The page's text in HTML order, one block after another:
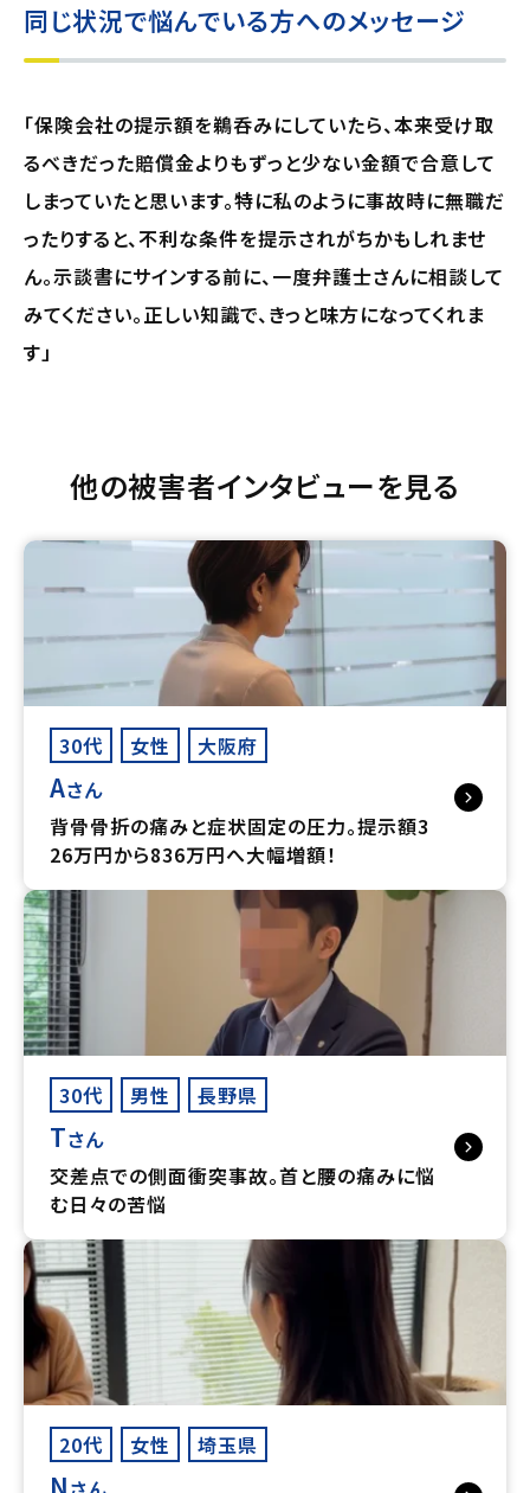
同じ状況で悩んでいる方へのメッセージ
「保険会社の提示額を鵜呑みにしていたら、本来受け取
るべきだった賠償金よりもずっと少ない金額で合意して
しまっていたと思います。特に私のように事故時に無職だ
ったりすると、不利な条件を提示されがちかもしれませ
ん。示談書にサインする前に、一度弁護士さんに相談して
みてください。正しい知識で、きっと味方になってくれま
す」
他の被害者インタビューを見る
30代 女性 大阪府
Aさん
背骨骨折の痛みと症状固定の圧力。提示額3
26万円から836万円へ大幅増額！
30代 男性 長野県
Tさん
交差点での側面衝突事故。首と腰の痛みに悩
む日々の苦悩
20代 女性 埼玉県
N